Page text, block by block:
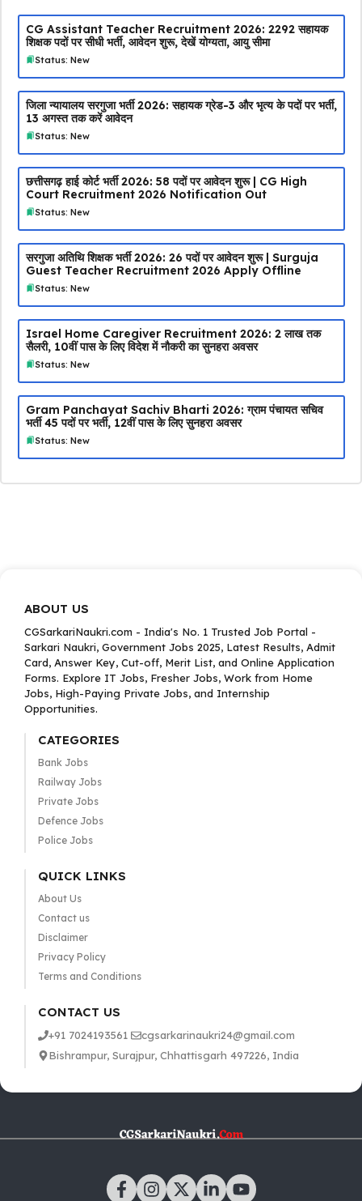
CG Assistant Teacher Recruitment 2026: 2292 सहायक
शिक्षक पदों पर सीधी भर्ती, आवेदन शुरू, देखें योग्यता, आयु सीमा
Status: New
जिला न्यायालय सरगुजा भर्ती 2026: सहायक ग्रेड-3 और भृत्य के पदों पर भर्ती,
13 अगस्त तक करें आवेदन
Status: New
छत्तीसगढ़ हाई कोर्ट भर्ती 2026: 58 पदों पर आवेदन शुरू | CG High
Court Recruitment 2026 Notification Out
Status: New
सरगुजा अतिथि शिक्षक भर्ती 2026: 26 पदों पर आवेदन शुरू | Surguja
Guest Teacher Recruitment 2026 Apply Offline
Status: New
Israel Home Caregiver Recruitment 2026: ₹2 लाख तक
सैलरी, 10वीं पास के लिए विदेश में नौकरी का सुनहरा अवसर
Status: New
Gram Panchayat Sachiv Bharti 2026: ग्राम पंचायत सचिव
भर्ती 45 पदों पर भर्ती, 12वीं पास के लिए सुनहरा अवसर
Status: New
ABOUT US
CGSarkariNaukri.com - India's No. 1 Trusted Job Portal -
Sarkari Naukri, Government Jobs 2025, Latest Results, Admit
Card, Answer Key, Cut-off, Merit List, and Online Application
Forms. Explore IT Jobs, Fresher Jobs, Work from Home
Jobs, High-Paying Private Jobs, and Internship
Opportunities.
CATEGORIES
Bank Jobs
Railway Jobs
Private Jobs
Defence Jobs
Police Jobs
QUICK LINKS
About Us
Contact us
Disclaimer
Privacy Policy
Terms and Conditions
CONTACT US
+91 7024193561
cgsarkarinaukri24@gmail.com
Bishrampur, Surajpur, Chhattisgarh 497226, India